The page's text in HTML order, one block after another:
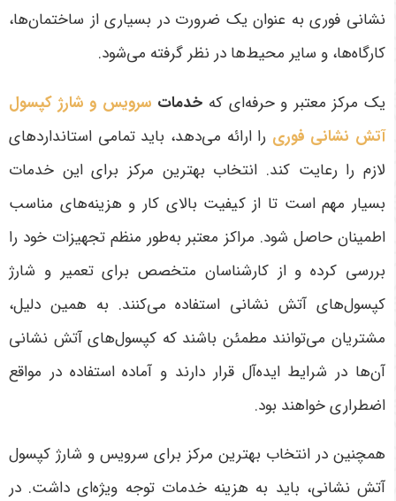
نشانی فوری به عنوان یک ضرورت در بسیاری از ساختمان‌ها،
کارگاه‌ها، و سایر محیط‌ها در نظر گرفته می‌شود.
یک مرکز معتبر و حرفه‌ای که خدمات سرویس و شارژ کپسول
آتش نشانی فوری را ارائه می‌دهد، باید تمامی استانداردهای
لازم را رعایت کند. انتخاب بهترین مرکز برای این خدمات
بسیار مهم است تا از کیفیت بالای کار و هزینه‌های مناسب
اطمینان حاصل شود. مراکز معتبر به‌طور منظم تجهیزات خود را
بررسی کرده و از کارشناسان متخصص برای تعمیر و شارژ
کپسول‌های آتش نشانی استفاده می‌کنند. به همین دلیل،
مشتریان می‌توانند مطمئن باشند که کپسول‌های آتش نشانی
آن‌ها در شرایط ایده‌آل قرار دارند و آماده استفاده در مواقع
اضطراری خواهند بود.
همچنین در انتخاب بهترین مرکز برای سرویس و شارژ کپسول
آتش نشانی، باید به هزینه خدمات توجه ویژه‌ای داشت. در